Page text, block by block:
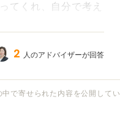
てくれ、自分で考え
選考は良くても面接
っているのってす
2 人のアドバイザーが回答
で寄せられた内容を公開してい